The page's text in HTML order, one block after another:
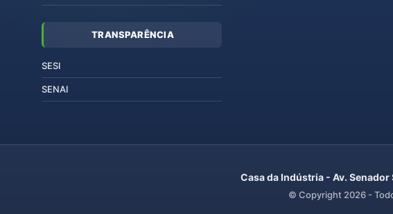
TRANSPARÊNCIA
SESI
SENAI
Casa da Indústria - Av.
© Copyright 2026 -